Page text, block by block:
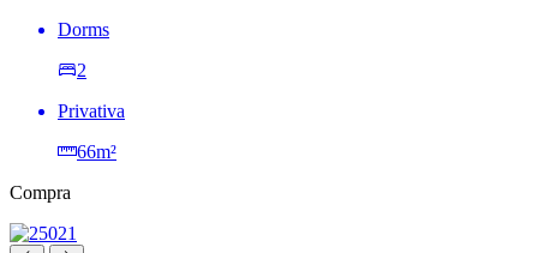
Dorms
2
Privativa
66m²
Compra